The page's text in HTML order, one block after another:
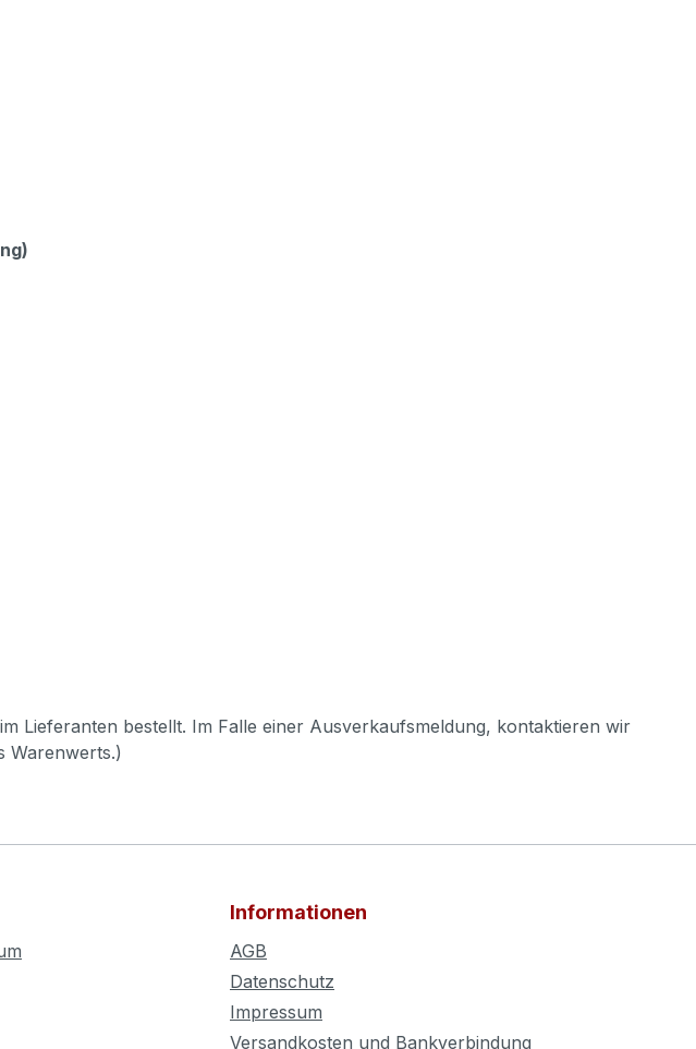
Lieferanten bestellt. Im Falle einer Ausverkaufsmeldung, kontaktieren wir
Warenwerts.)
Informationen
AGB
Datenschutz
Impressum
Versandkosten und Bankverbindung